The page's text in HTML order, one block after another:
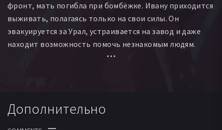
фронт, мать погибла при бомбёжке. Ивану приходится
выживать, полагаясь только на свои силы. Он
эвакуируется за Урал, устраивается на завод и даже
находит возможность помочь незнакомым людям.
Дополнительно